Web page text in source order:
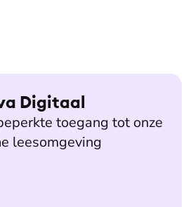
Digitaal
toegang tot onze
leesomgeving